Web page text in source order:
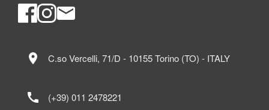
location_on C.so Vercelli, 71/D - 10155 Torino (TO) - ITALY
call (+39) 011 2478221